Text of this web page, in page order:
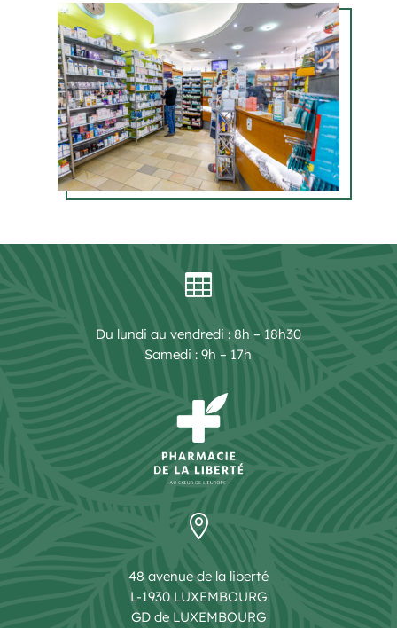

Du lundi au vendredi : 8h – 18h30
Samedi : 9h – 17h

48 avenue de la liberté
L-1930 LUXEMBOURG
GD de LUXEMBOURG